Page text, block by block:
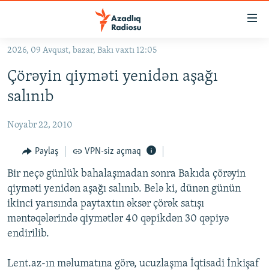
Əsas
qayıt
Əsas
qayıt
#İZAHLA
#ƏSLINDƏ
FƏRQƏ BAX
QANUNI DOĞRU
ARAŞDIRMA
MULTIMEDIA
VIDEO
FOTOQALEREYA
RADIO ARXIV
OXU ZALI
HAQQIMIZDA
2026, 09 Avqust, bazar, Bakı vaxtı 12:05
Çörəyin qiyməti yenidən aşağı
salınıb
Noyabr 22, 2010
Paylaş VPN-siz açmaq
Bir neçə günlük bahalaşmadan sonra Bakıda çörəyin
qiyməti yenidən aşağı salınıb. Belə ki, dünən günün
ikinci yarısında paytaxtın əksər çörək satışı
məntəqələrində qiymətlər 40 qəpikdən 30 qəpiyə
endirilib.
Lent.az-ın məlumatına görə, ucuzlaşma İqtisadi İnkişaf